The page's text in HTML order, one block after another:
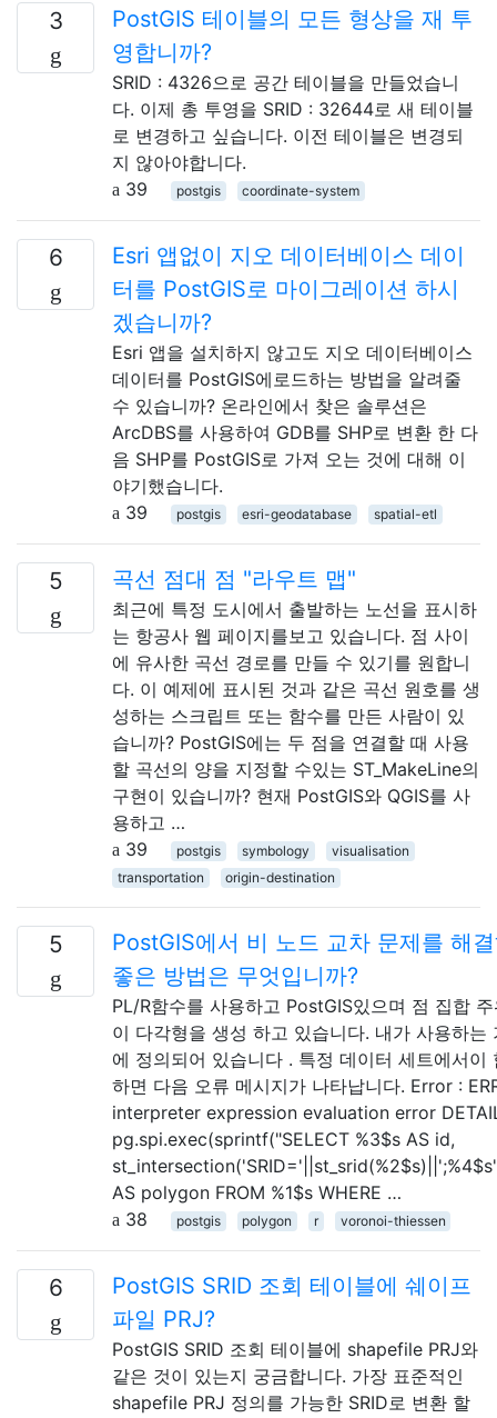
3
PostGIS 테이블의 모든 형상을 재 투
영합니까?
SRID : 4326으로 ​​공간 테이블을 만들었습니
다. 이제 총 투영을 SRID : 32644로 새 테이블
로 변경하고 싶습니다. 이전 테이블은 변경되
지 않아야합니다.
39
postgis coordinate-system
6
Esri 앱없이 지오 데이터베이스 데이
터를 PostGIS로 마이그레이션 하시
겠습니까?
Esri 앱을 설치하지 않고도 지오 데이터베이스
데이터를 PostGIS에로드하는 방법을 알려줄
수 있습니까? 온라인에서 찾은 솔루션은
ArcDBS를 사용하여 GDB를 SHP로 변환 한 다
음 SHP를 PostGIS로 가져 오는 것에 대해 이
야기했습니다.
39
postgis esri-geodatabase spatial-etl
5 곡선 점대 점 "라우트 맵"
최근에 특정 도시에서 출발하는 노선을 표시하
는 항공사 웹 페이지를보고 있습니다. 점 사이
에 유사한 곡선 경로를 만들 수 있기를 원합니
다. 이 예제에 표시된 것과 같은 곡선 원호를 생
성하는 스크립트 또는 함수를 만든 사람이 있
습니까? PostGIS에는 두 점을 연결할 때 사용
할 곡선의 양을 지정할 수있는 ST_MakeLine의
구현이 있습니까? 현재 PostGIS와 QGIS를 사
용하고 …
39
postgis symbology
visualisation
transportation
origin-destination
5
PostGIS에서 비 노드 교차 문제를 해
좋은 방법은 무엇입니까?
PL/R함수를 사용하고 PostGIS있으며 점 집합
이 다각형을 생성 하고 있습니다. 내가 사용하는
에 정의되어 있습니다 . 특정 데이터 세트에서이
하면 다음 오류 메시지가 나타납니다. Error :
interpreter expression evaluation error
pg.spi.exec(sprintf("SELECT %3$s AS id,
AS polygon FROM %1$s WHERE …
38
postgis polygon r voronoi-thiessen
6
PostGIS SRID 조회 테이블에 쉐이프
파일 PRJ?
PostGIS SRID 조회 테이블에 shapefile PRJ와
같은 것이 있는지 궁금합니다. 가장 표준적인
shapefile PRJ 정의를 가능한 SRID로 변환 할